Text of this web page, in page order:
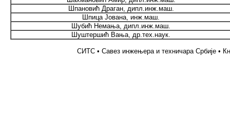
Шпановић Драган, дипл.инж.маш.
Шпица Јована, инж.маш.
Шубић Немања, дипл.инж.маш.
Шуштершић Вања, др.тех.наук.
СИТС • Савез инжењера и техничара Србије •